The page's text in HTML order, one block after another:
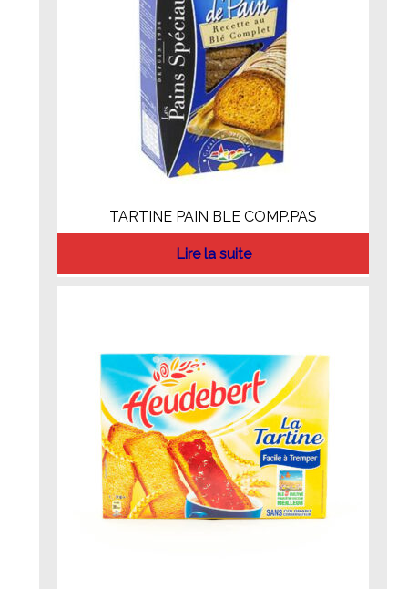
TARTINE PAIN BLE COMP.PAS
Lire la suite